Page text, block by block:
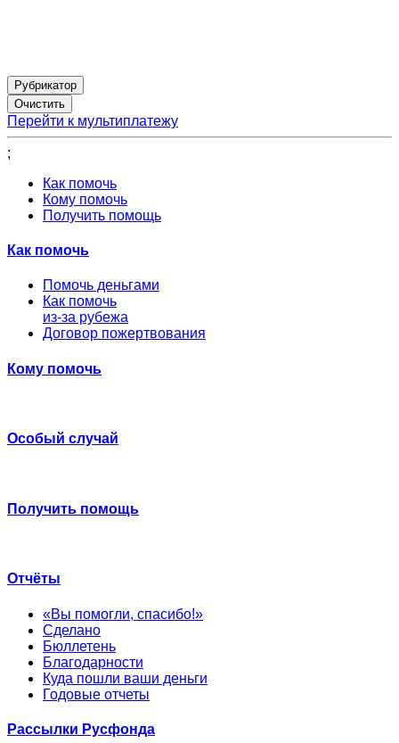
Рубрикатор
Перейти к мультиплатежу
;
Как помочь
Кому помочь
Получить помощь
Как помочь
Помочь деньгами
Как помочь
из-за рубежа
Договор пожертвования
Кому помочь
Особый случай
Получить помощь
Отчёты
«Вы помогли, спасибо!»
Сделано
Бюллетень
Благодарности
Куда пошли ваши деньги
Годовые отчеты
Рассылки Русфонда